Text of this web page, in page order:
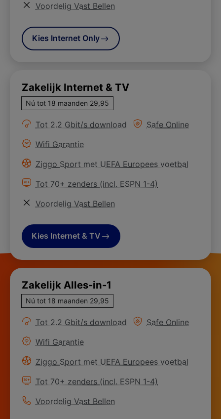
Meer informatie over
Voordelig Vast Bellen
Kies Internet Only
Zakelijk Internet & TV
Nú tot 18 maanden 29,95
Meer informatie over
Tot 2.2 Gbit/s download Meer informatie
Safe Online
Meer informatie over
Wifi Garantie
Meer informatie over
Ziggo Sport met UEFA Europees voetbal
Meer informatie over
Tot 70+ zenders (incl. ESPN 1-4)
Meer informatie over
Voordelig Vast Bellen
Kies Internet & TV
Zakelijk Alles-in-1
Nú tot 18 maanden 29,95
Meer informatie over
Tot 2.2 Gbit/s download Meer informatie
Safe Online
Meer informatie over
Wifi Garantie
Meer informatie over
Ziggo Sport met UEFA Europees voetbal
Meer informatie over
Tot 70+ zenders (incl. ESPN 1-4)
Meer informatie over
Voordelig Vast Bellen